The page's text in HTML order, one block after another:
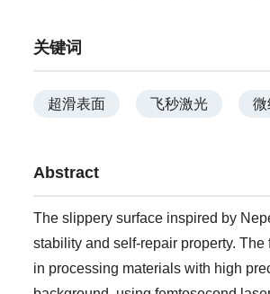
关键词
超滑表面 飞秒激光 微
Abstract
The slippery surface inspired by
stability and self-repair property.
in processing materials with high